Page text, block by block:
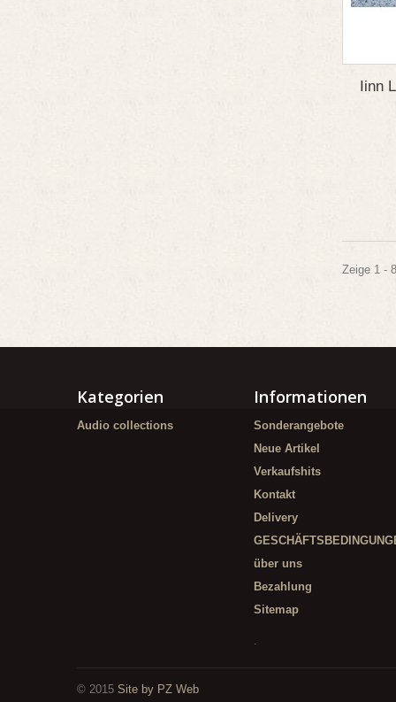
Iinn
Zeige 1 -
Kategorien
Audio collections
Informationen
Sonderangebote
Neue Artikel
Verkaufshits
Kontakt
Delivery
über uns
Bezahlung
Sitemap
© 2015 Site by PZ Web